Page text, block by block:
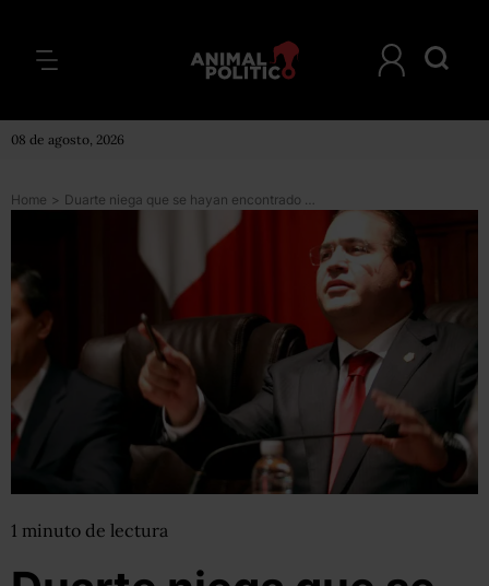
08 de agosto, 2026
Home > Duarte niega que se hayan encontrado 14 cuerpos más en Veracruz
1 minuto de lectura